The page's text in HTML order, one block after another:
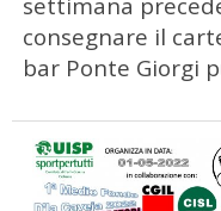
consegnare il
bar Ponte Giorgi